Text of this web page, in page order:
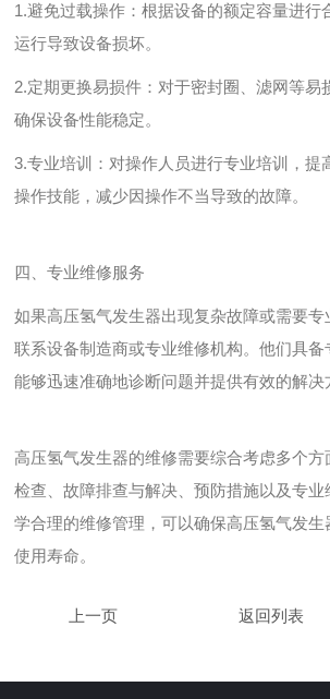
1.避免过载操作：根据设备的额定容量进行
运行导致设备损坏。
2.定期更换易损件：对于密封圈、滤网等易
确保设备性能稳定。
3.专业培训：对操作人员进行专业培训，提
操作技能，减少因操作不当导致的故障。
四、专业维修服务
如果高压氢气发生器出现复杂故障或需要
联系设备制造商或专业维修机构。他们具备
能够迅速准确地诊断问题并提供有效的解决
高压氢气发生器的维修需要综合考虑多个
检查、故障排查与解决、预防措施以及专
学合理的维修管理，可以确保高压氢气发
使用寿命。
返回列表